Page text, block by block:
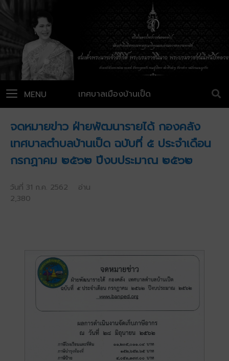
เทศบาลเมืองบ้านเป็ด
MENU
จดหมายข่าว ฝ่ายพัฒนารายได้ กองคลัง
เทศบาลตำบลบ้านเป็ด ฉบับที่ ๕ ประจำเดือน
กรกฏาคม ๒๕๖๒ ปีงบประมาณ ๒๕๖๒
วันที่ 31 ก.ค. 2562 อ่าน
2,380